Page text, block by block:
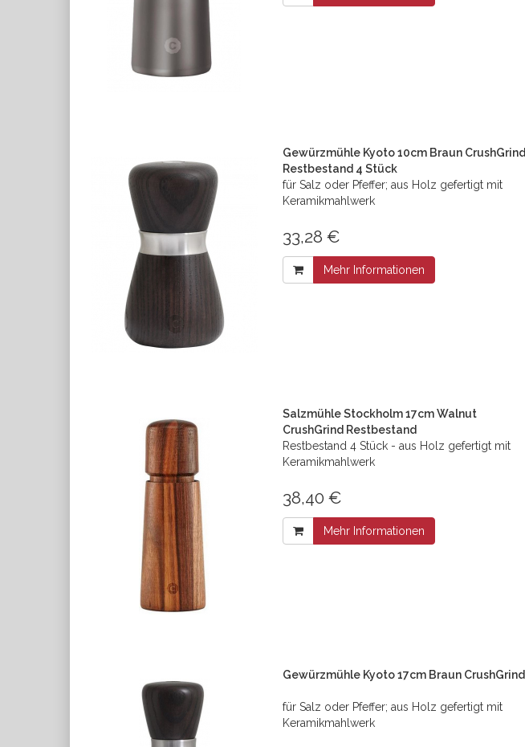
Gewürzmühle Kyoto 10cm Braun CrushGrind
Restbestand 4 Stück
für Salz oder Pfeffer; aus Holz gefertigt mit
Keramikmahlwerk
33,28 €
Mehr Informationen
Salzmühle Stockholm 17cm Walnut
CrushGrind Restbestand
Restbestand 4 Stück - aus Holz gefertigt mit
Keramikmahlwerk
38,40 €
Mehr Informationen
Gewürzmühle Kyoto 17cm Braun CrushGrind
für Salz oder Pfeffer; aus Holz gefertigt mit
Keramikmahlwerk